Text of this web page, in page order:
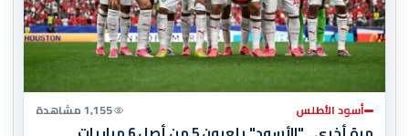
أسود الأطلس 1,155 مشاهدة